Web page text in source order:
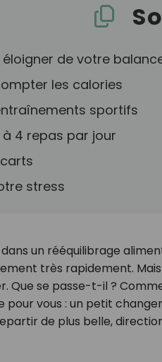
de votre
les calories
sportifs
à 4 repas par jour
stress
dans un rééquilibrage
très rapidement.
Que se passe-t-il ?
pour vous : un petit
de plus belle,